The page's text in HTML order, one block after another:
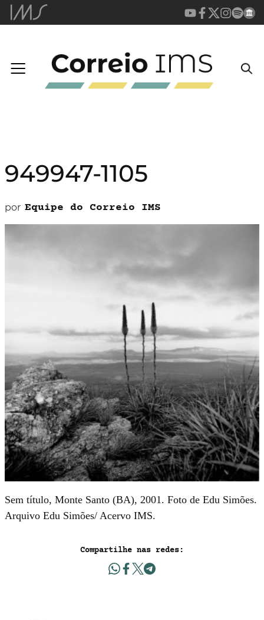
949947-1105
por Equipe do Correio IMS
Sem título, Monte Santo (BA), 2001. Foto de Edu Simões.
Arquivo Edu Simões/ Acervo IMS.
Compartilhe nas redes: